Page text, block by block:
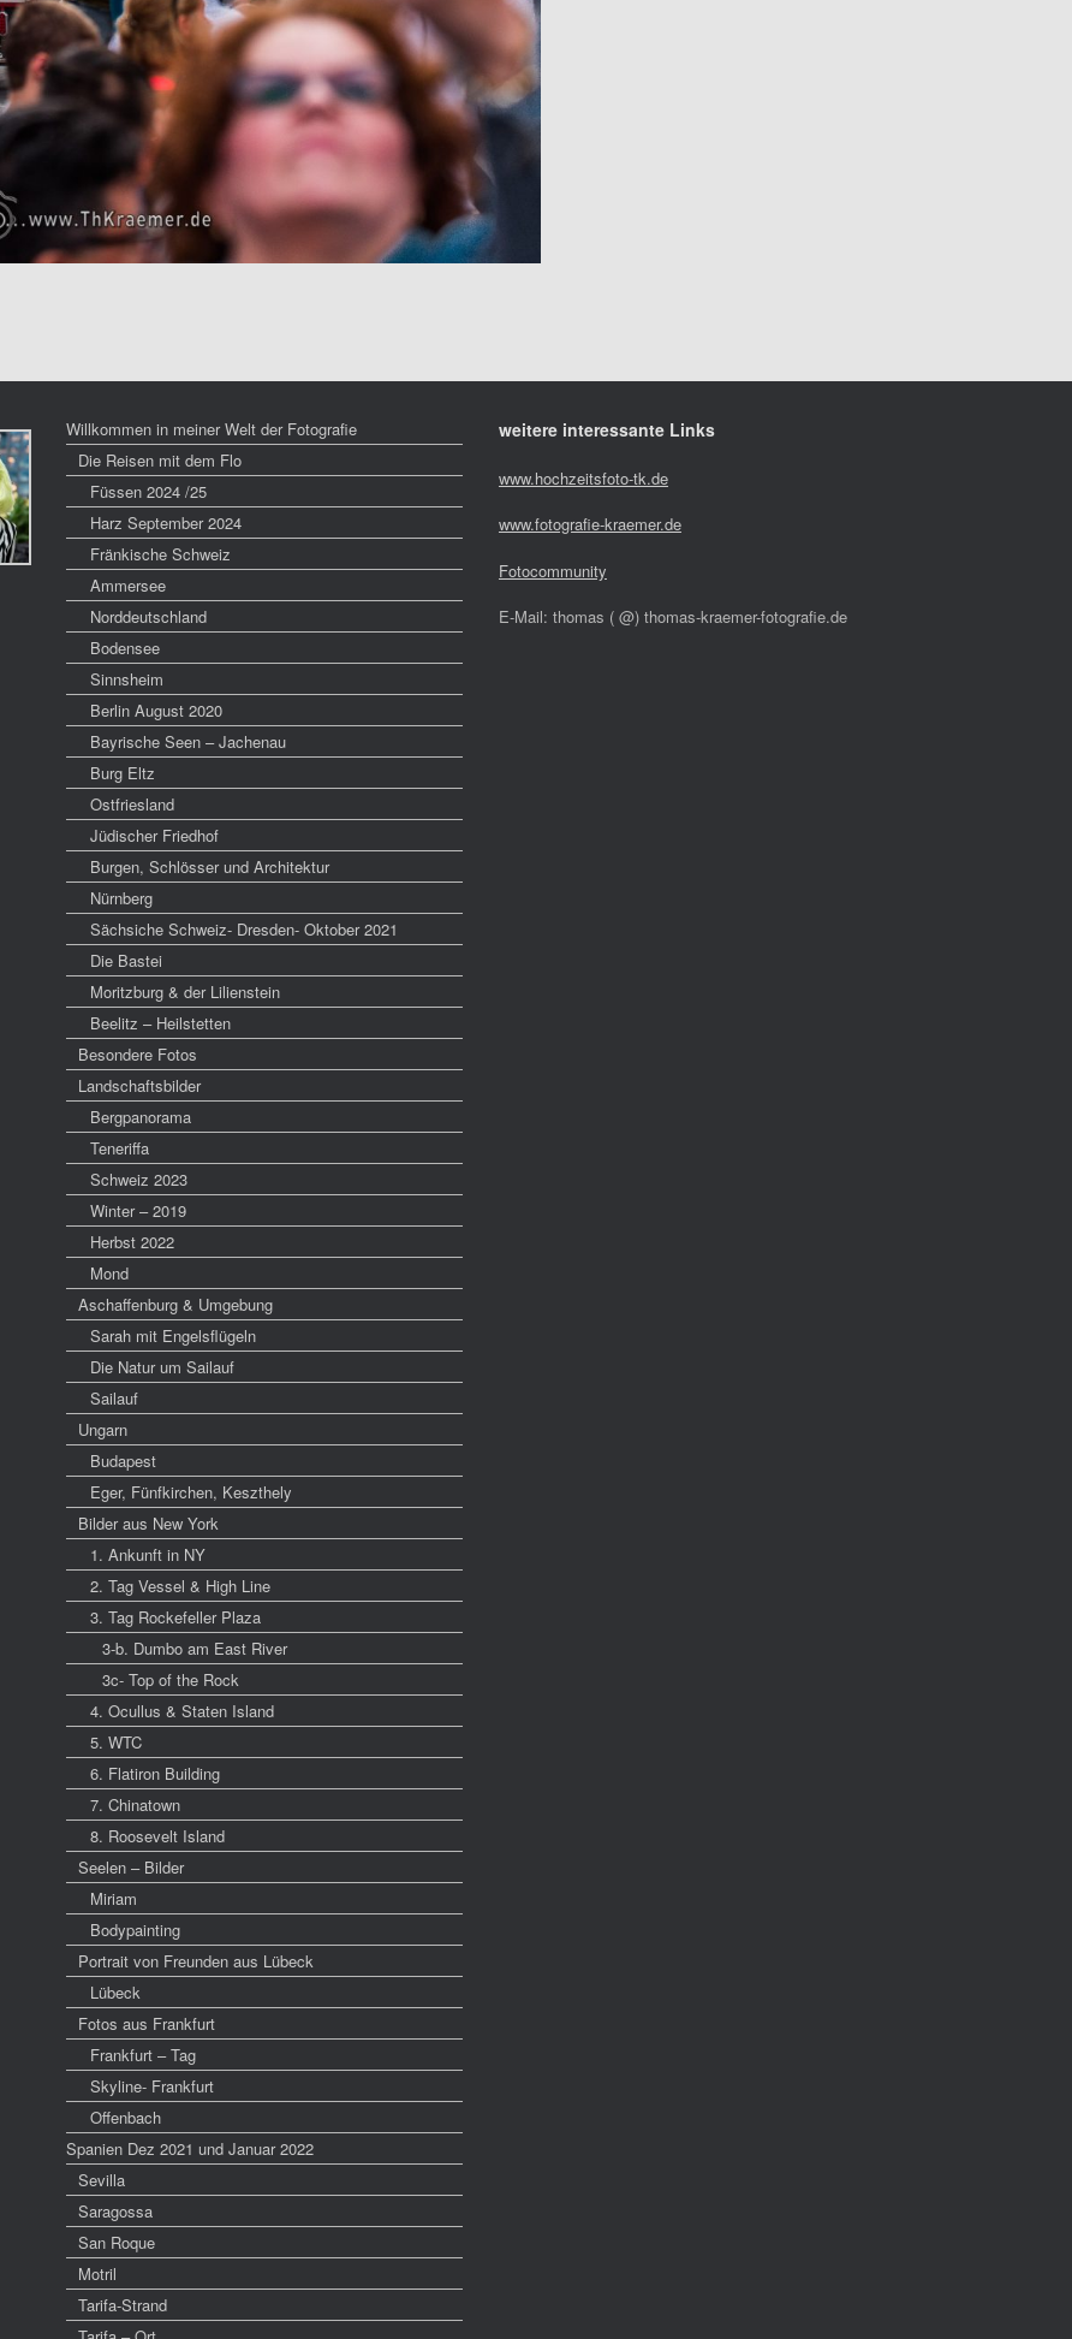
Willkommen in meiner Welt der Fotografie
Die Reisen mit dem Flo
Füssen 2024 /25
Harz September 2024
Fränkische Schweiz
Ammersee
Norddeutschland
Bodensee
Sinnsheim
Berlin August 2020
Bayrische Seen – Jachenau
Burg Eltz
Ostfriesland
Jüdischer Friedhof
Burgen, Schlösser und Architektur
Nürnberg
Sächsiche Schweiz- Dresden- Oktober 2021
Die Bastei
Moritzburg & der Lilienstein
Beelitz – Heilstetten
Besondere Fotos
Landschaftsbilder
Bergpanorama
Teneriffa
Schweiz 2023
Winter – 2019
Herbst 2022
Mond
Aschaffenburg & Umgebung
Sarah mit Engelsflügeln
Die Natur um Sailauf
Sailauf
Ungarn
Budapest
Eger, Fünfkirchen, Keszthely
Bilder aus New York
1. Ankunft in NY
2. Tag Vessel & High Line
3. Tag Rockefeller Plaza
3-b. Dumbo am East River
3c- Top of the Rock
4. Ocullus & Staten Island
5. WTC
6. Flatiron Building
7. Chinatown
8. Roosevelt Island
Seelen – Bilder
Miriam
Bodypainting
Portrait von Freunden aus Lübeck
Lübeck
Fotos aus Frankfurt
Frankfurt – Tag
Skyline- Frankfurt
Offenbach
Spanien Dez 2021 und Januar 2022
Sevilla
Saragossa
San Roque
Motril
Tarifa-Strand
weitere interessante Links
www.hochzeitsfoto-tk.de
www.fotografie-kraemer.de
Fotocommunity
E-Mail: thomas ( @) thomas-kraemer-fotografie.de